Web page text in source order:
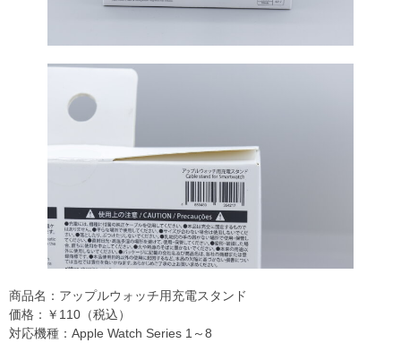
商品名：アップルウォッチ用充電スタンド
価格：￥110（税込）
対応機種：Apple Watch Series 1～8